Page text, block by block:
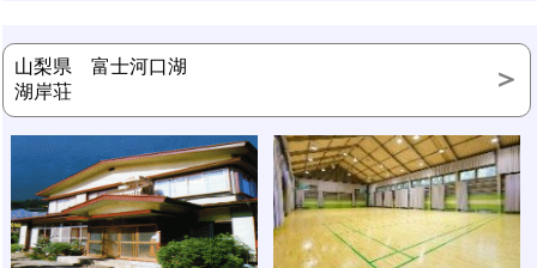
山梨県 富士河口湖
湖岸荘